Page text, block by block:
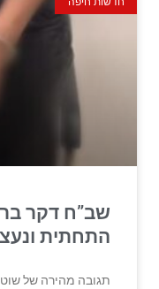
שב”ח דקר
התחתית
תגובה מהירה של